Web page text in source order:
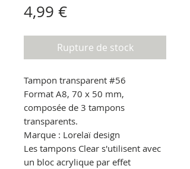
4,99 €Prix
Rupture de stock
Tampon transparent #56
Format A8, 70 x 50 mm,
composée de 3 tampons
transparents.
Marque : Lorelaï design
Les tampons Clear s'utilisent avec
un bloc acrylique par effet